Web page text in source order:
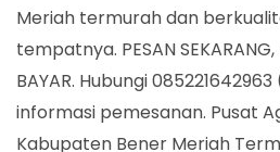
Bener
Meriah
Meriah termurah dan
tempatnya. PESAN SEKARANG,
BAYAR. Hubungi
informasi pemesanan. Pusat
Kabupaten Bener Meriah